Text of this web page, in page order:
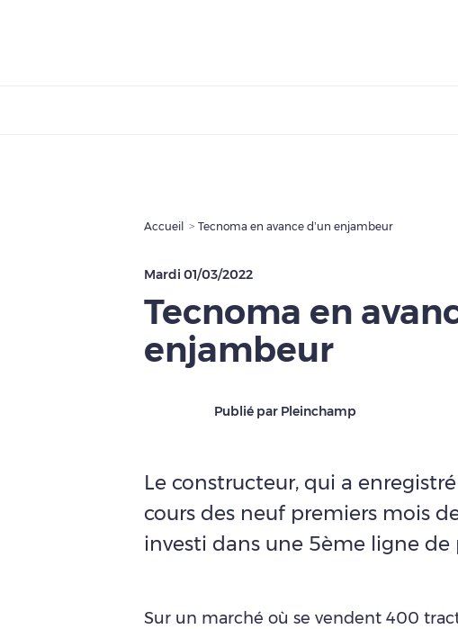
Accueil Tecnoma en avance d’un enjambeur
Mardi 01/03/2022
Tecnoma en
enjambeur
Publié par Pleinchamp
Le constructeur, qui a
cours des neuf premiers mois
investi dans une 5ème ligne
Sur un marché où se vendent 400